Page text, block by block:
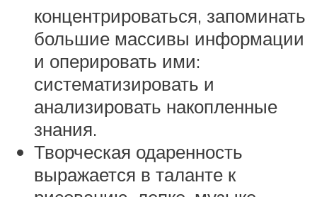
концентрироваться, запоминать
большие массивы информации
и оперировать ими:
систематизировать и
анализировать накопленные
знания.
Творческая одаренность
выражается в таланте к